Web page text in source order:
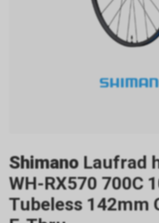
Shimano Laufrad
WH-RX570 700C
Tubeless 142mm